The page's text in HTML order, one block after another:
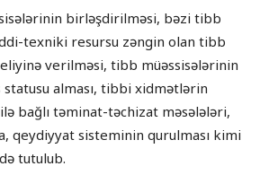
birləşdirilməsi, bəzi tibb
texniki resursu zəngin olan tibb
verilməsi, tibb müəssisələrinin
alması, tibbi xidmətlərin
bağlı təminat-təchizat məsələləri,
qeydiyyat sisteminin qurulması kimi
tutulub.